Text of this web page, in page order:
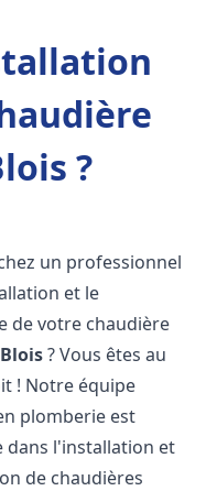
?
un professionnel
et le
de votre chaudière
Blois? Vous êtes au
! Notre équipe
plomberie est
dans l'installation et
de chaudières